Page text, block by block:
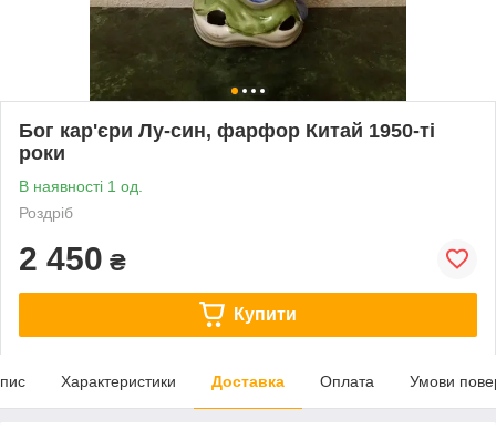
Бог кар'єри Лу-син, фарфор Китай 1950-ті
роки
В наявності 1 од.
Роздріб
2 450 ₴
Купити
Характеристики Доставка Оплата Умови